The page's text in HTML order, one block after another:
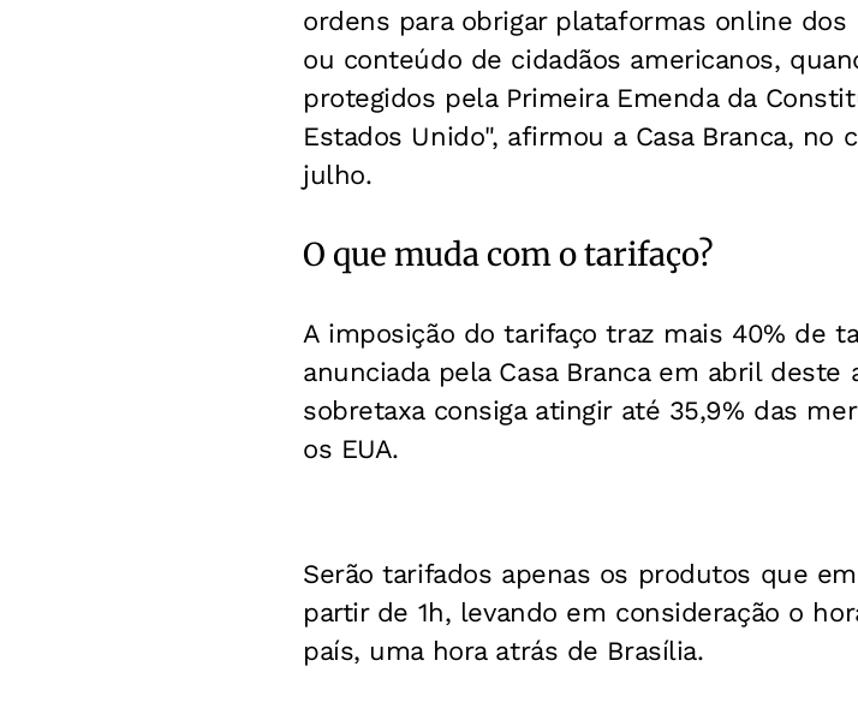
ordens para obrigar plataformas online
ou conteúdo de cidadãos americanos,
protegidos pela Primeira Emenda da
Estados Unido", afirmou a Casa Branca,
julho.
O que muda com o tarifaço?
A imposição do tarifaço traz mais 40% de
anunciada pela Casa Branca em abril deste
sobretaxa consiga atingir até 35,9% das
os EUA.
Serão tarifados apenas os produtos que
partir de 1h, levando em consideração o
país, uma hora atrás de Brasília.